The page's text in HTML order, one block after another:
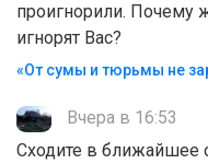
проигнорили. Почему
игнорят Вас?
«От сумы и тюрьмы не
Вчера в 16:53
Сходите в ближайшее